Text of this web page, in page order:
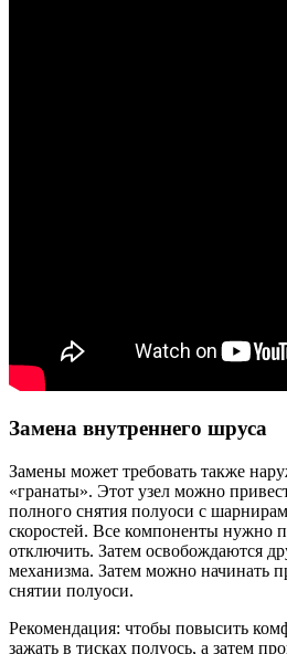
Замена внутреннего шруса
Замены может требовать также
«гранаты». Этот узел можно
полного снятия полуоси с
скоростей. Все компоненты нужно
отключить. Затем освобождаются
механизма. Затем можно начинать
снятии полуоси.
Рекомендация: чтобы повысить
зажать в тисках полуось, а затем